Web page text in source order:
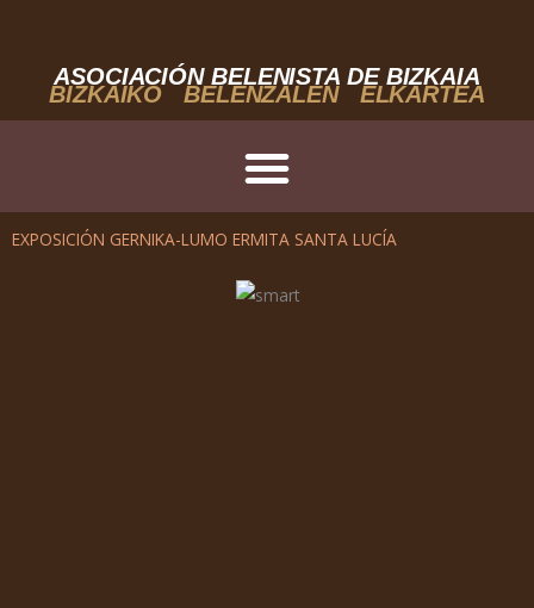
contenidoASOCIACIÓN BELENISTA DE BIZKAIA
BIZKAIKO BELENZALEN ELKARTEA
EXPOSICIÓN GERNIKA-LUMO ERMITA SANTA LUCÍA